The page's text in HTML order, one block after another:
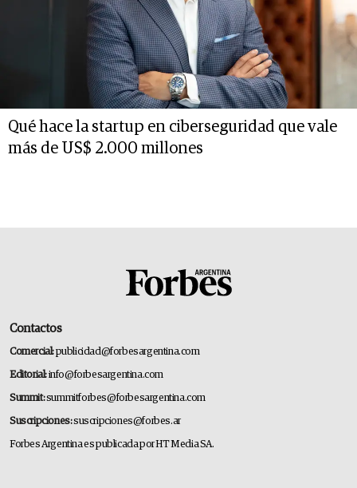
Qué hace la startup en ciberseguridad que vale
más de US$ 2.000 millones
Contactos
Comercial:publicidad@forbesargentina.com
Editorial:info@forbesargentina.com
Summit:summitforbes@forbesargentina.com
Suscripciones:suscripciones@forbes.ar
Forbes Argentina es publicada por HT Media SA.